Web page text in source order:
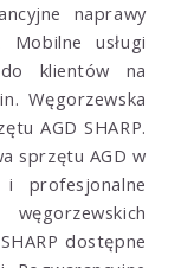
naprawy
usługi
klientów na
Węgorzewska
AGD SHARP.
sprzętu AGD w
profesjonalne
dostępne